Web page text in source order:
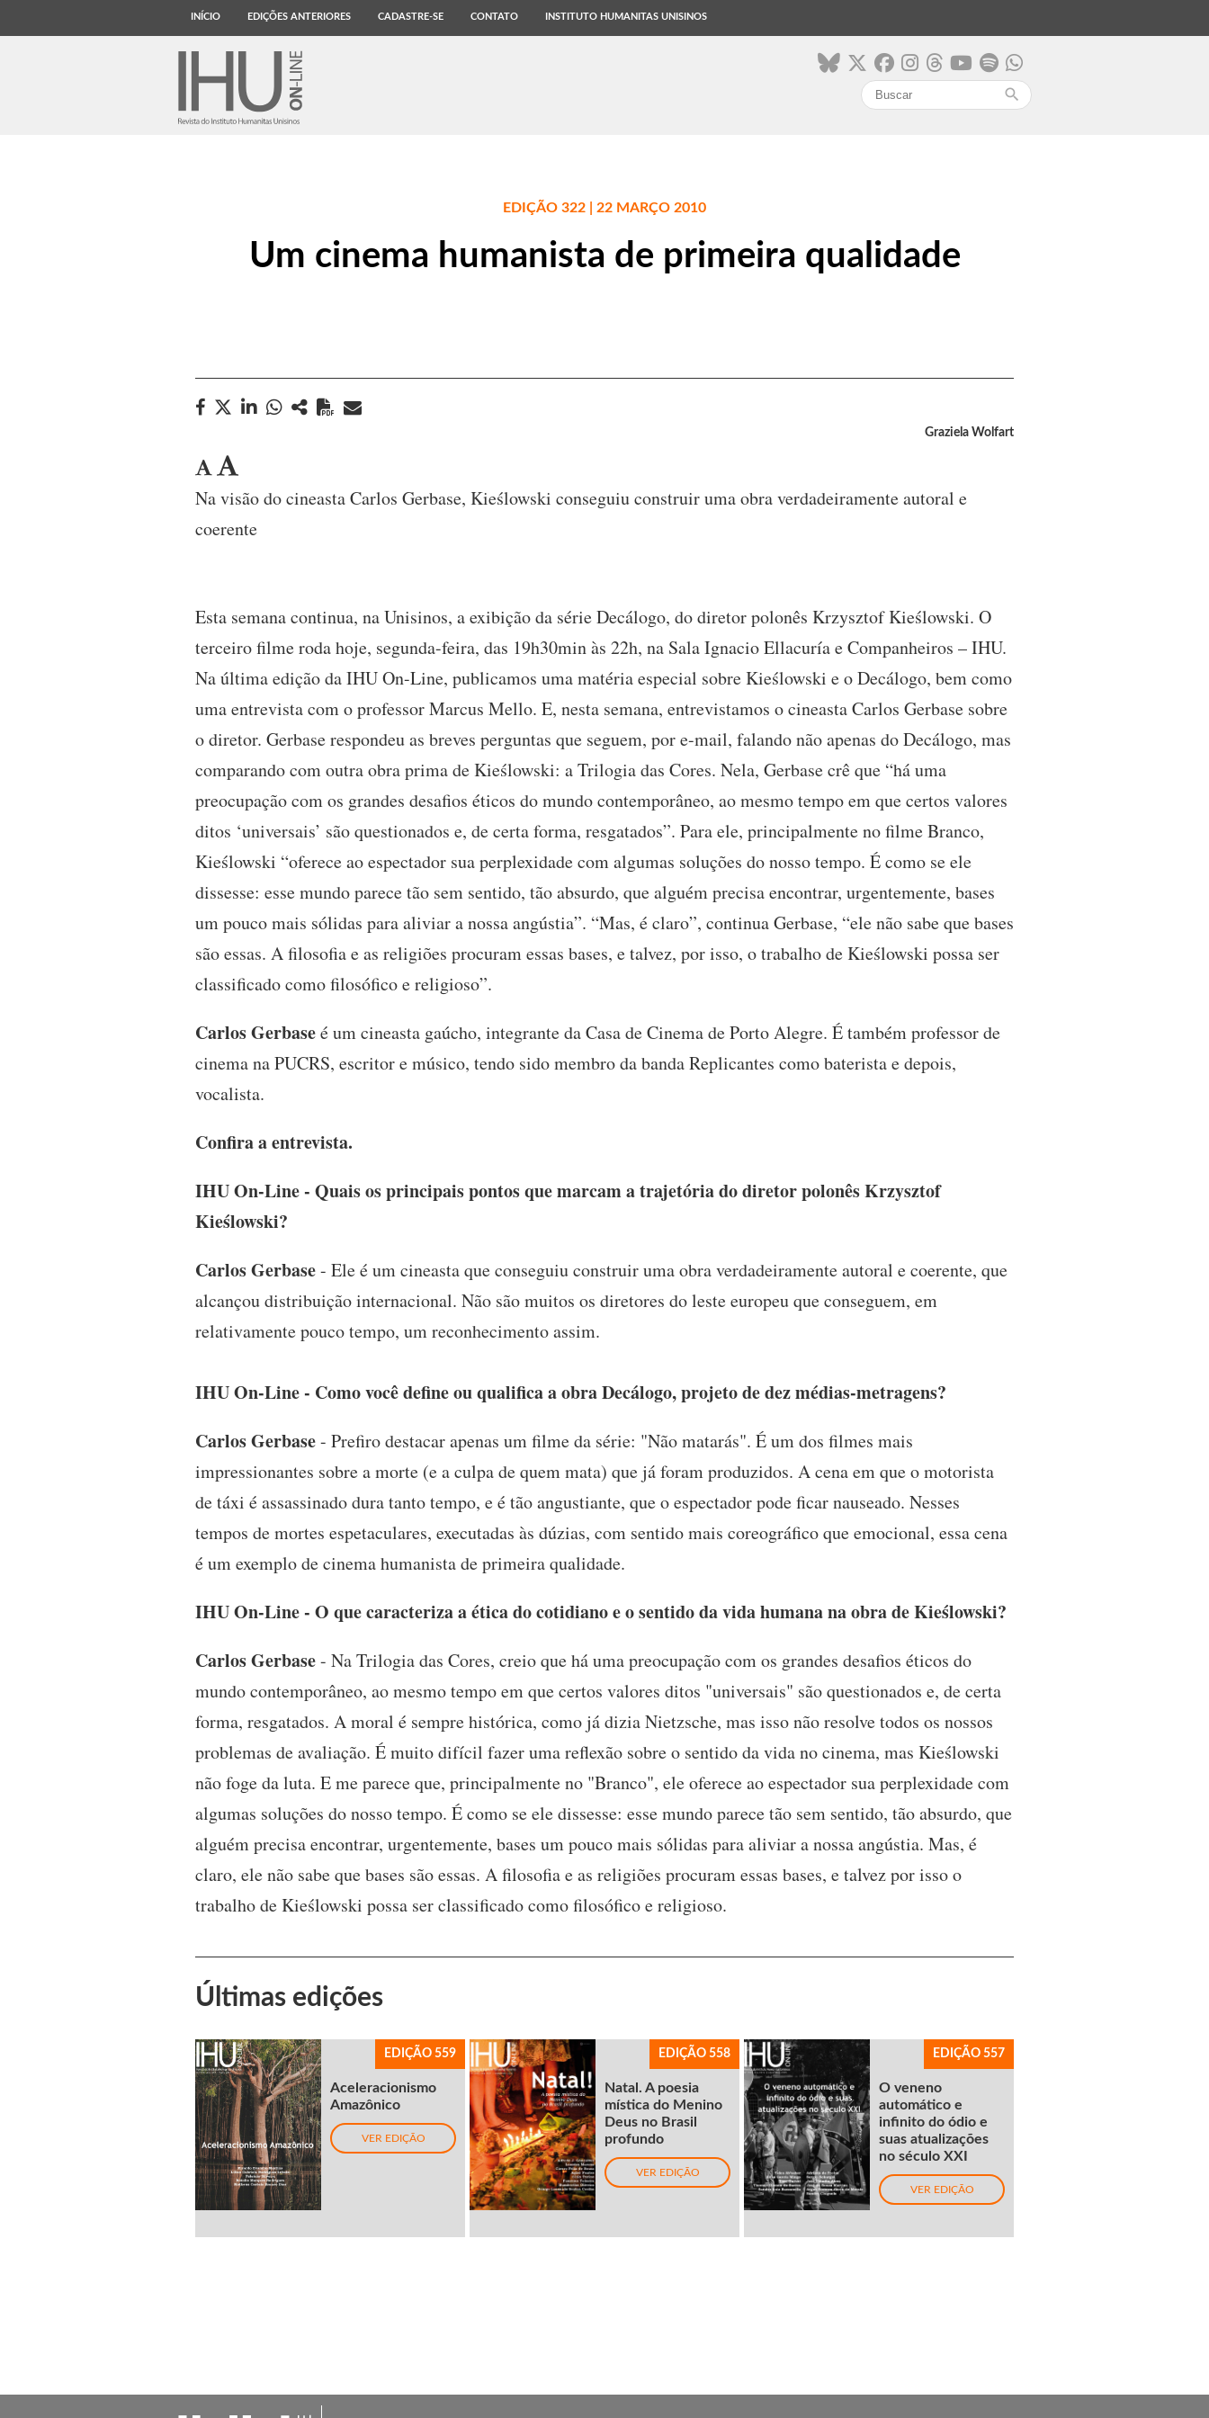
INÍCIO EDIÇÕES ANTERIORES CADASTRE-SE CONTATO INSTITUTO HUMANITAS UNISINOS
search
EDIÇÃO 322 | 22 MARÇO 2010
Um cinema humanista de primeira qualidade
Graziela Wolfart
Na visão do cineasta Carlos Gerbase, Kieślowski conseguiu construir uma obra verdadeiramente autoral e
coerente
Esta semana continua, na Unisinos, a exibição da série Decálogo, do diretor polonês Krzysztof Kieślowski. O
terceiro filme roda hoje, segunda-feira, das 19h30min às 22h, na Sala Ignacio Ellacuría e Companheiros – IHU.
Na última edição da IHU On-Line, publicamos uma matéria especial sobre Kieślowski e o Decálogo, bem como
uma entrevista com o professor Marcus Mello. E, nesta semana, entrevistamos o cineasta Carlos Gerbase sobre
o diretor. Gerbase respondeu as breves perguntas que seguem, por e-mail, falando não apenas do Decálogo, mas
comparando com outra obra prima de Kieślowski: a Trilogia das Cores. Nela, Gerbase crê que “há uma
preocupação com os grandes desafios éticos do mundo contemporâneo, ao mesmo tempo em que certos valores
ditos ‘universais’ são questionados e, de certa forma, resgatados”. Para ele, principalmente no filme Branco,
Kieślowski “oferece ao espectador sua perplexidade com algumas soluções do nosso tempo. É como se ele
dissesse: esse mundo parece tão sem sentido, tão absurdo, que alguém precisa encontrar, urgentemente, bases
um pouco mais sólidas para aliviar a nossa angústia”. “Mas, é claro”, continua Gerbase, “ele não sabe que bases
são essas. A filosofia e as religiões procuram essas bases, e talvez, por isso, o trabalho de Kieślowski possa ser
classificado como filosófico e religioso”.
Carlos Gerbaseé um cineasta gaúcho, integrante da Casa de Cinema de Porto Alegre. É também professor de
cinema na PUCRS, escritor e músico, tendo sido membro da banda Replicantes como baterista e depois,
vocalista.
Confira a entrevista.
IHU On-Line - Quais os principais pontos que marcam a trajetória do diretor polonês Krzysztof
Kieślowski?
Carlos Gerbase- Ele é um cineasta que conseguiu construir uma obra verdadeiramente autoral e coerente, que
alcançou distribuição internacional. Não são muitos os diretores do leste europeu que conseguem, em
relativamente pouco tempo, um reconhecimento assim.
IHU On-Line - Como você define ou qualifica a obra Decálogo, projeto de dez médias-metragens?
Carlos Gerbase- Prefiro destacar apenas um filme da série: "Não matarás". É um dos filmes mais
impressionantes sobre a morte (e a culpa de quem mata) que já foram produzidos. A cena em que o motorista
de táxi é assassinado dura tanto tempo, e é tão angustiante, que o espectador pode ficar nauseado. Nesses
tempos de mortes espetaculares, executadas às dúzias, com sentido mais coreográfico que emocional, essa cena
é um exemplo de cinema humanista de primeira qualidade.
IHU On-Line - O que caracteriza a ética do cotidiano e o sentido da vida humana na obra de Kieślowski?
Carlos Gerbase- Na Trilogia das Cores, creio que há uma preocupação com os grandes desafios éticos do
mundo contemporâneo, ao mesmo tempo em que certos valores ditos "universais" são questionados e, de certa
forma, resgatados. A moral é sempre histórica, como já dizia Nietzsche, mas isso não resolve todos os nossos
problemas de avaliação. É muito difícil fazer uma reflexão sobre o sentido da vida no cinema, mas Kieślowski
não foge da luta. E me parece que, principalmente no "Branco", ele oferece ao espectador sua perplexidade com
algumas soluções do nosso tempo. É como se ele dissesse: esse mundo parece tão sem sentido, tão absurdo, que
alguém precisa encontrar, urgentemente, bases um pouco mais sólidas para aliviar a nossa angústia. Mas, é
claro, ele não sabe que bases são essas. A filosofia e as religiões procuram essas bases, e talvez por isso o
trabalho de Kieślowski possa ser classificado como filosófico e religioso.
Últimas edições
EDIÇÃO 559
Aceleracionismo
Amazônico
VER EDIÇÃO
EDIÇÃO 558
Natal. A poesia
mística do Menino
Deus no Brasil
profundo
VER EDIÇÃO
EDIÇÃO 557
O veneno
automático e
infinito do ódio e
suas atualizações
no século XXI
VER EDIÇÃO